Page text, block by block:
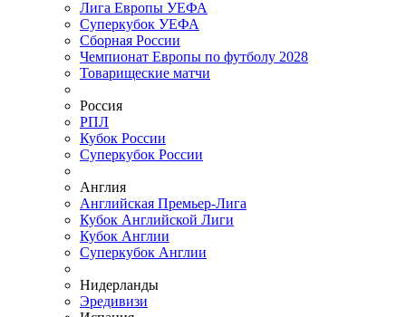
Лига Европы УЕФА
Суперкубок УЕФА
Сборная России
Чемпионат Европы по футболу 2028
Товарищеские матчи
Россия
РПЛ
Кубок России
Суперкубок России
Англия
Английская Премьер-Лига
Кубок Английской Лиги
Кубок Англии
Суперкубок Англии
Нидерланды
Эредивизи